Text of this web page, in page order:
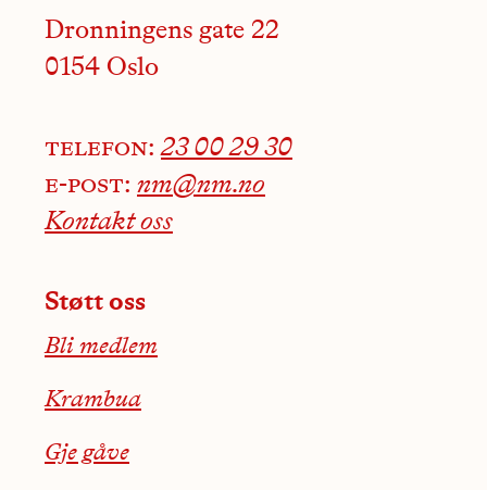
Dronningens gate 22
0154 Oslo
telefon:23 00 29 30
e-post: nm@nm.no
Kontakt oss
Støtt oss
Bli medlem
Krambua
Gje gåve